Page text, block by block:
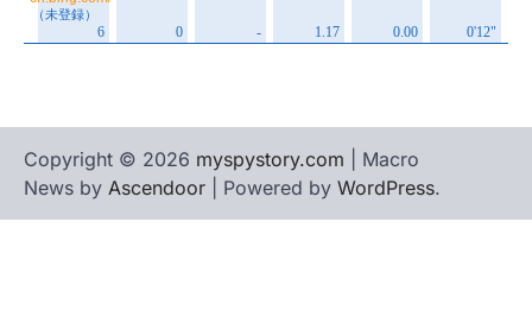
Copyright © 2026 myspystory.com | Macro
News by Ascendoor | Powered by WordPress.